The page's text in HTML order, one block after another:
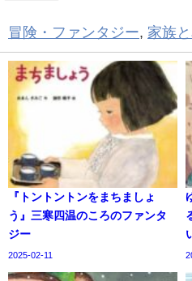
冒険・ファンタジー, 家族
『トントントンをまちましょ
う』三寒四温のころのファンタ
ジー
2025-02-11